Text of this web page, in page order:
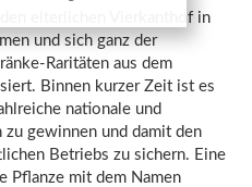
elterlichen Vierkanthof in
und sich ganz der
Raritäten aus dem
Binnen kurzer Zeit ist es
nationale und
zu gewinnen und damit den
Betriebs zu sichern. Eine
Pflanze mit dem Namen